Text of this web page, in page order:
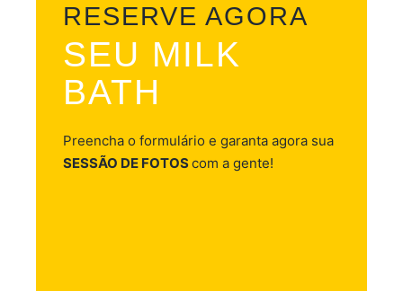
RESERVE AGORA
SEU MILK
BATH
Preencha o formulário e garanta agora sua
SESSÃO DE FOTOScom a gente!